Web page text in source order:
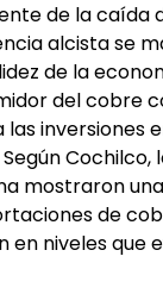
de la caída
alcista se
de la
del cobre
inversiones
Cochilco,
mostraron
de
en niveles que